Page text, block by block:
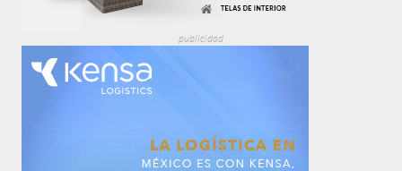
publicidad